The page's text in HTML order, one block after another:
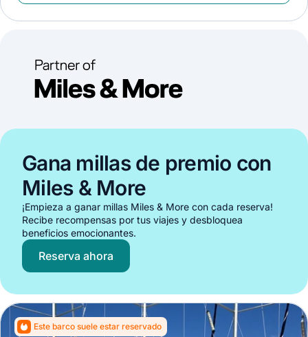
Gana millas de premio con
Miles & More
¡Empieza a ganar millas Miles & More con cada reserva!
Recibe recompensas por tus viajes y desbloquea
beneficios emocionantes.
Reserva ahora
Este barco suele estar reservado